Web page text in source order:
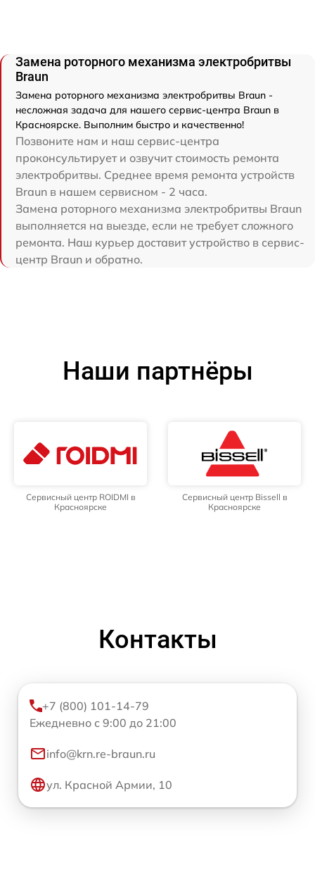
Замена роторного механизма электробритвы
Braun
Замена роторного механизма электробритвы Braun -
несложная задача для нашего сервис-центра Braun в
Красноярске. Выполним быстро и качественно!
Позвоните нам и наш сервис-центра
проконсультирует и озвучит стоимость ремонта
электробритвы. Среднее время ремонта устройств
Braun в нашем сервисном - 2 часа.
Замена роторного механизма электробритвы Braun
выполняется на выезде, если не требует сложного
ремонта. Наш курьер доставит устройство в сервис-
центр Braun и обратно.
Наши партнёры
Сервисный центр ROIDMI в
Красноярске
Сервисный центр Bissell в
Красноярске
Контакты
+7 (800) 101-14-79
Ежедневно с 9:00 до 21:00
info@krn.re-braun.ru
ул. Красной Армии, 10